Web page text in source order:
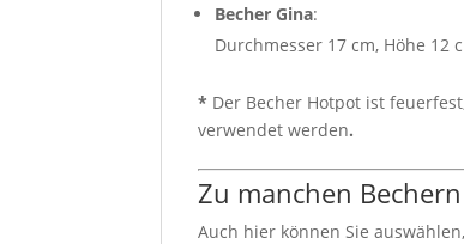
Becher Gina:
Durchmesser 17 cm, Höhe 12
* Der Becher Hotpot ist
verwendet werden.
Zu manchen
Auch hier können Sie